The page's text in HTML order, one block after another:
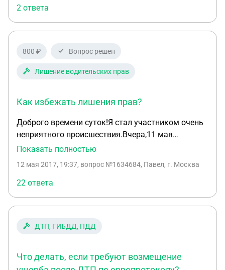
предотвратить обрыв ЛЭП, если сосед нежелает
их пилить?
2 ответа
800 ₽ Вопрос решен
Лишение водительских прав
Как избежать лишения прав?
Доброго времени суток!Я стал участником очень
неприятного происшествия.Вчера,11 мая
2017года,у нас в районе Внуково около магазина
машине.Выезд был очень
трудный,припаркованных машин много,обзор
ограничен.Выезжал очень медленно.Вдруг я
увидел,что стоящие около магазина двое мужчин
жестикулируют.Остановив машину,я вышел и
женщину,которая в тот момент хотела переходить
дорогу,почему-то не по пешеходному переходу.От
Показать полностью
12 мая 2017, 19:37, вопрос №1634684, Павел, г. Москва
22 ответа
ДТП, ГИБДД, ПДД
Что делать, если требуют возмещение